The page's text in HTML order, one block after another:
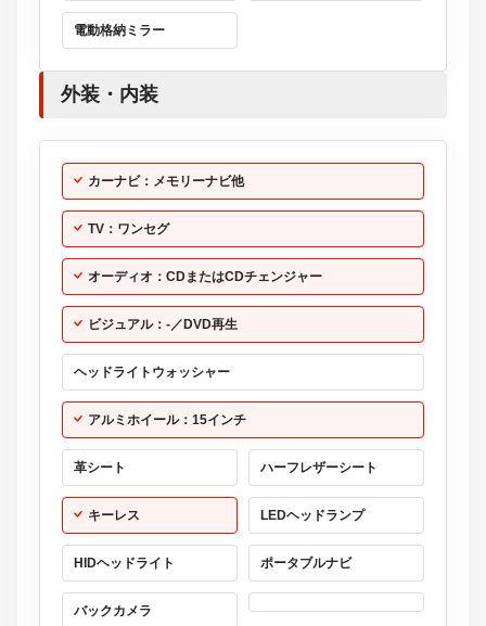
電動格納ミラー
外装・内装
カーナビ：メモリーナビ他
TV：ワンセグ
オーディオ：CDまたはCDチェンジャー
ビジュアル：-／DVD再生
ヘッドライトウォッシャー
アルミホイール：15インチ
革シート ハーフレザーシート
キーレス LEDヘッドランプ
HIDヘッドライト ポータブルナビ
バックカメラ